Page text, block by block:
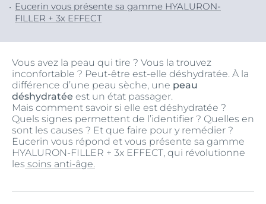
Eucerin vous présente sa gamme HYALURON-
FILLER + 3x EFFECT
Vous avez la peau qui tire ? Vous la trouvez
inconfortable ? Peut-être est-elle déshydratée. À la
différence d’une peau sèche, une peau
déshydratée est un état passager.
Mais comment savoir si elle est déshydratée ?
Quels signes permettent de l’identifier ? Quelles en
sont les causes ? Et que faire pour y remédier ?
Eucerin vous répond et vous présente sa gamme
HYALURON-FILLER + 3x EFFECT, qui révolutionne
les soins anti-âge.